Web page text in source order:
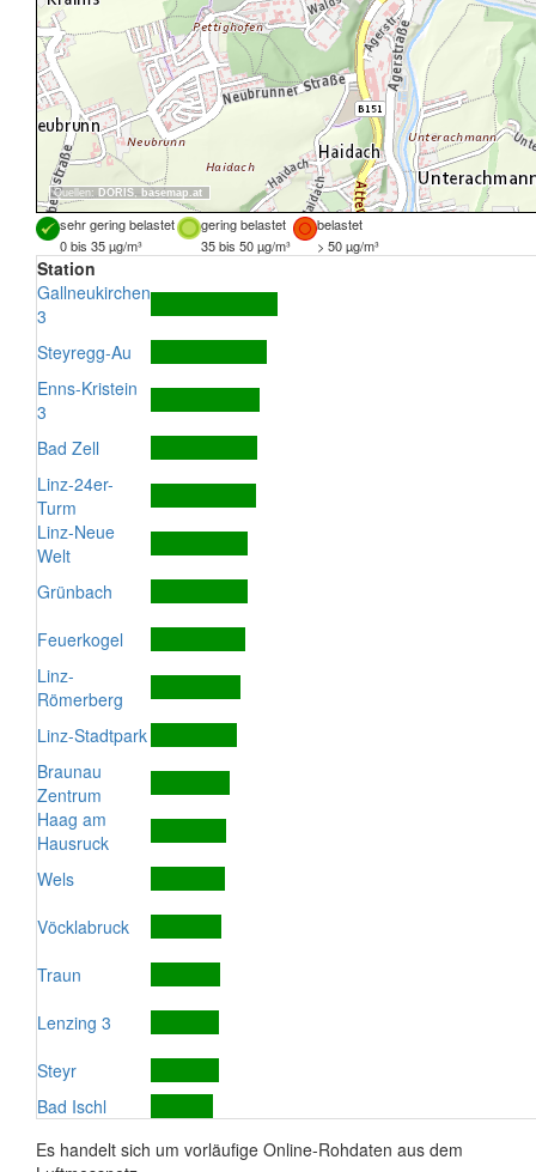
Quellen: DORIS, basemap.at
sehr gering belastet gering belastet
belastet
0 bis 35 µg/m³
35 bis 50 µg/m³ > 50 µg/m³
Station
Gallneukirchen
3
Steyregg-Au
Enns-Kristein
3
Bad Zell
Linz-24er-
Turm
Linz-Neue
Welt
Grünbach
Feuerkogel
Linz-
Römerberg
Linz-Stadtpark
Braunau
Zentrum
Haag am
Hausruck
Wels
Vöcklabruck
Traun
Lenzing 3
Steyr
Bad Ischl
Es handelt sich um vorläufige Online-Rohdaten aus dem